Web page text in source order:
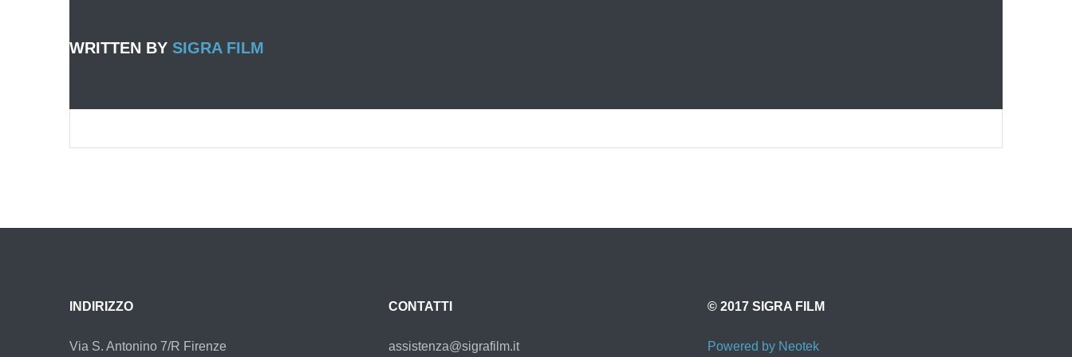
WRITTEN BY SIGRA FILM
INDIRIZZO
Via S. Antonino 7/R Firenze
CONTATTI
assistenza@sigrafilm.it
© 2017 SIGRA FILM
Powered by Neotek